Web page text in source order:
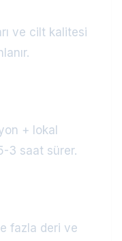
ve cilt kalitesi
+ lokal
3 saat sürer.
fazla deri ve